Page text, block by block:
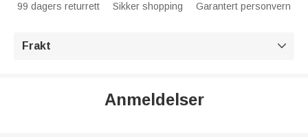
99 dagers returrett Sikker shopping Garantert personvern
Frakt 
Anmeldelser